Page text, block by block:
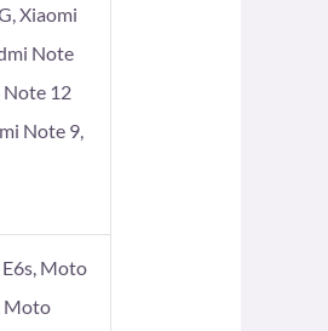
Xiaomi
Note
Note 12
Note 9,
Moto
Moto